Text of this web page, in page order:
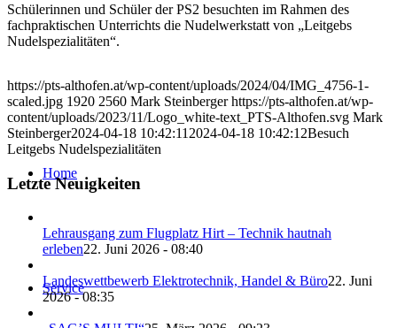
Home
Service
Schülerinnen und Schüler der PS2 besuchten im Rahmen des
fachpraktischen Unterrichts die Nudelwerkstatt von „Leitgebs
Nudelspezialitäten“.
https://pts-althofen.at/wp-content/uploads/2024/04/IMG_4756-1-
scaled.jpg 1920 2560 Mark Steinberger https://pts-althofen.at/wp-
content/uploads/2023/11/Logo_white-text_PTS-Althofen.svg Mark
Steinberger2024-04-18 10:42:11 2024-04-18 10:42:12Besuch
Leitgebs Nudelspezialitäten
Letzte Neuigkeiten
Lehrausgang zum Flugplatz Hirt – Technik hautnah
erleben22. Juni 2026 - 08:40
Landeswettbewerb Elektrotechnik, Handel & Büro22. Juni
2026 - 08:35